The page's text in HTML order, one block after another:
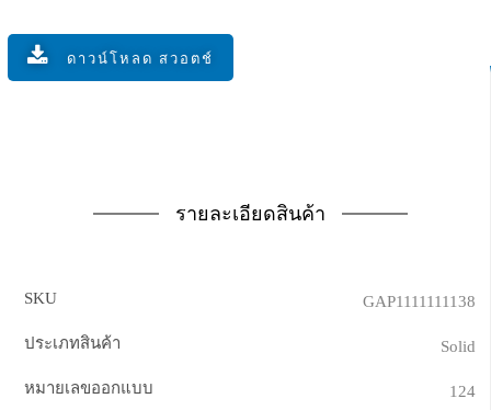
ดาวน์โหลด สวอตช์
รายละเอียดสินค้า
SKU GAP1111111138
ประเภทสินค้า Solid
หมายเลขออกแบบ 124